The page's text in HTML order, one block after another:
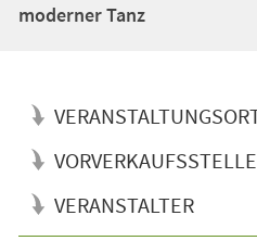
moderner Tanz
VORVERKAUFSSTELLE
VERANSTALTER